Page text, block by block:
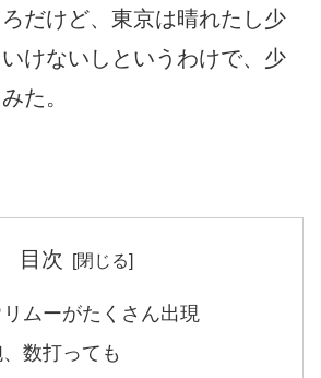
だけど、東京は晴れたし少
けないしというわけで、少
た。
目次
ムーがたくさん出現
数打っても